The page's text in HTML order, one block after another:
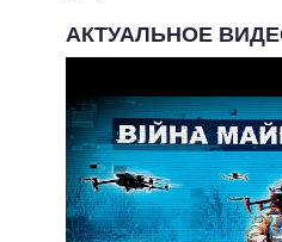
АКТУАЛЬНОЕ